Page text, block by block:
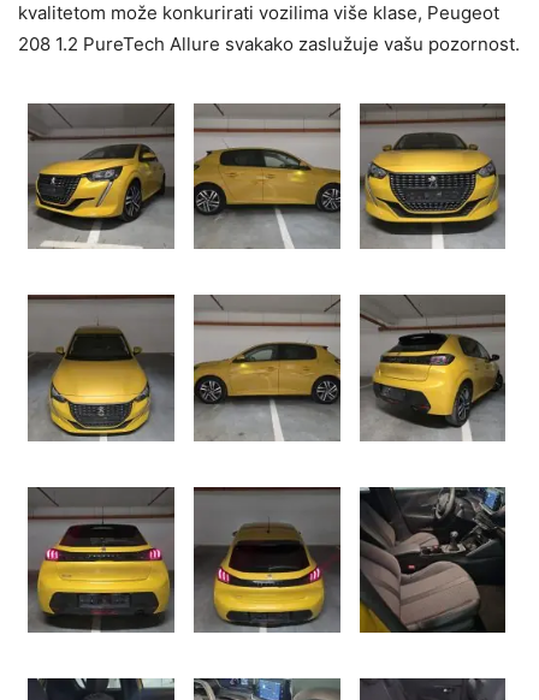
kvalitetom može konkurirati vozilima više klase, Peugeot
208 1.2 PureTech Allure svakako zaslužuje vašu pozornost.